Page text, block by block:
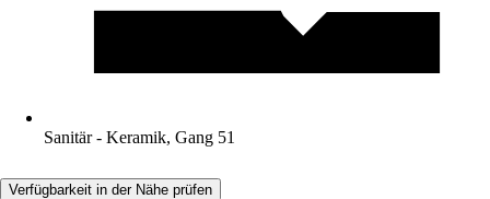
Sanitär - Keramik, Gang 51
Verfügbarkeit in der Nähe prüfen